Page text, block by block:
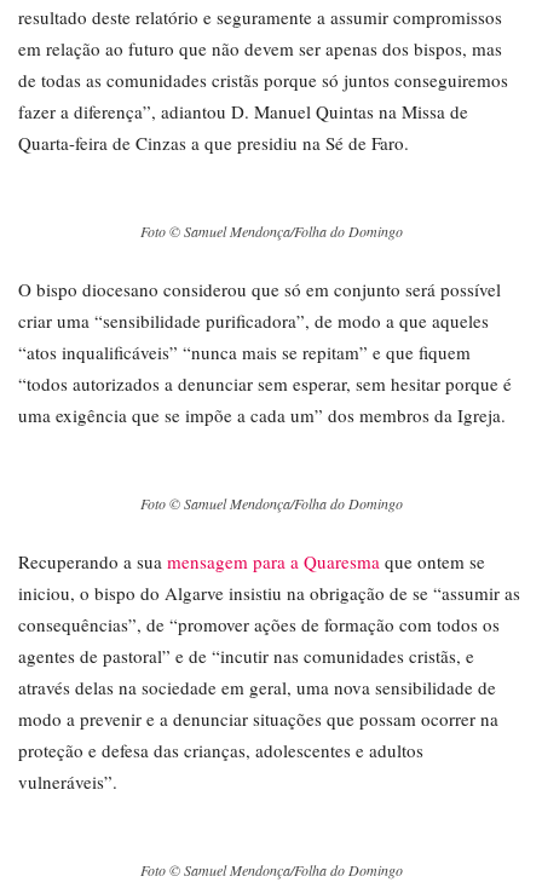
resultado deste relatório e seguramente a assumir compromissos
em relação ao futuro que não devem ser apenas dos bispos, mas
de todas as comunidades cristãs porque só juntos conseguiremos
fazer a diferença”, adiantou D. Manuel Quintas na Missa de
Quarta-feira de Cinzas a que presidiu na Sé de Faro.
Foto © Samuel Mendonça/Folha do Domingo
O bispo diocesano considerou que só em conjunto será possível
criar uma “sensibilidade purificadora”, de modo a que aqueles
“atos inqualificáveis” “nunca mais se repitam” e que fiquem
“todos autorizados a denunciar sem esperar, sem hesitar porque é
uma exigência que se impõe a cada um” dos membros da Igreja.
Foto © Samuel Mendonça/Folha do Domingo
Recuperando a sua mensagem para a Quaresma que ontem se
iniciou, o bispo do Algarve insistiu na obrigação de se “assumir as
consequências”, de “promover ações de formação com todos os
agentes de pastoral” e de “incutir nas comunidades cristãs, e
através delas na sociedade em geral, uma nova sensibilidade de
modo a prevenir e a denunciar situações que possam ocorrer na
proteção e defesa das crianças, adolescentes e adultos
vulneráveis”.
Foto © Samuel Mendonça/Folha do Domingo